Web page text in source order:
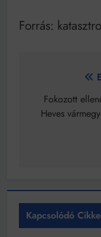
Forrás:
Bejegyzés
navigáció
Fokozott
Heves
Kapcsolódó